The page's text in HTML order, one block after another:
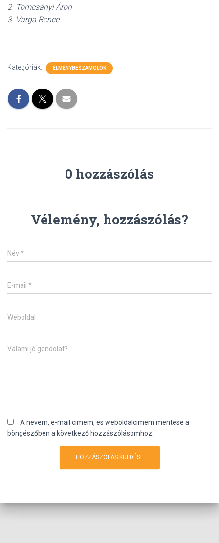
2 Tomcsányi Áron
3 Varga Bence
Kategóriák: ÉLMÉNYBESZÁMOLÓK
0 hozzászólás
Vélemény, hozzászólás?
Név*
E-mail *
Weboldal
Valami jó gondolat?
A nevem, e-mail címem, és weboldalcímem mentése a
böngészőben a következő hozzászólásomhoz.